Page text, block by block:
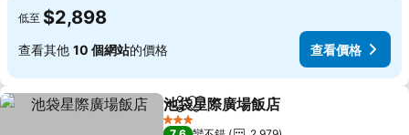
低至 $2,898
查看其他 10 個網站的價格 查看價格
分享 加入我的最愛
池袋星際廣場飯店
3 星級